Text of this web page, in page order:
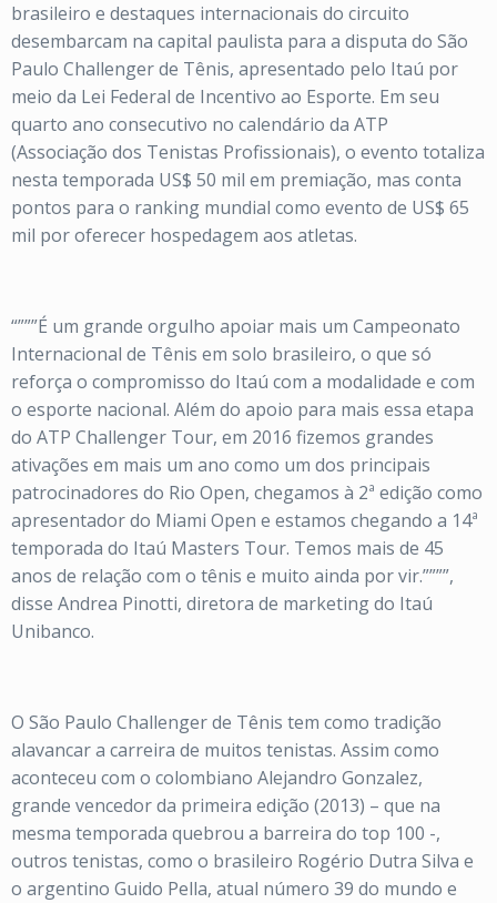
brasileiro e destaques internacionais do circuito
desembarcam na capital paulista para a disputa do São
Paulo Challenger de Tênis, apresentado pelo Itaú por
meio da Lei Federal de Incentivo ao Esporte. Em seu
quarto ano consecutivo no calendário da ATP
(Associação dos Tenistas Profissionais), o evento totaliza
nesta temporada US$ 50 mil em premiação, mas conta
pontos para o ranking mundial como evento de US$ 65
mil por oferecer hospedagem aos atletas.
“”””É um grande orgulho apoiar mais um Campeonato
Internacional de Tênis em solo brasileiro, o que só
reforça o compromisso do Itaú com a modalidade e com
o esporte nacional. Além do apoio para mais essa etapa
do ATP Challenger Tour, em 2016 fizemos grandes
ativações em mais um ano como um dos principais
patrocinadores do Rio Open, chegamos à 2ª edição como
apresentador do Miami Open e estamos chegando a 14ª
temporada do Itaú Masters Tour. Temos mais de 45
anos de relação com o tênis e muito ainda por vir.””””,
disse Andrea Pinotti, diretora de marketing do Itaú
Unibanco.
O São Paulo Challenger de Tênis tem como tradição
alavancar a carreira de muitos tenistas. Assim como
aconteceu com o colombiano Alejandro Gonzalez,
grande vencedor da primeira edição (2013) – que na
mesma temporada quebrou a barreira do top 100 -,
outros tenistas, como o brasileiro Rogério Dutra Silva e
o argentino Guido Pella, atual número 39 do mundo e